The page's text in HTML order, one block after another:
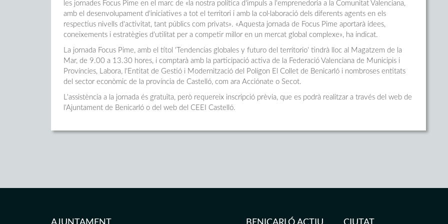
les jornades Focus Pime en el marc de «la nostra política d'impuls a l'emprenedoria a la Comunitat Valenciana,
amb el desenvolupament d'iniciatives a tot el territori i amb la col·laboració dels diferents agents en els
respectius nivells d'activitat, tant públics com privats». «Aquesta jornada de Focus Pime aportarà idees,
coneixements i estratègies d'utilitat per a competir millor en un mercat global complexe», ha indicat.
La jornada Focus Pime, amb el títol 'Tendencias globales y futuro del territorio' tindrà lloc al Magatzem de la
Mar, de 9.00 a 13.30 hores, i comptarà amb la participació activa de la Federació Valenciana de Municipis i
Províncies, Labora, l'Entitat de Gestió i Modernització del Polígon El Collet de Benicarló i nombroses entitats
del sector econòmic de la província de Castelló, com ara Acciónate o Secot.
L'assistència a la jornada és gratuïta, però requereix inscripció prèvia, que es podrà realitzar a través del web de
l'Ajuntament de Benicarló o del web del CEEI Castelló.